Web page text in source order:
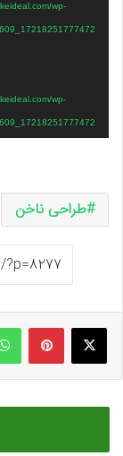
wp-
wp-
طراحی ناخن
ایکس